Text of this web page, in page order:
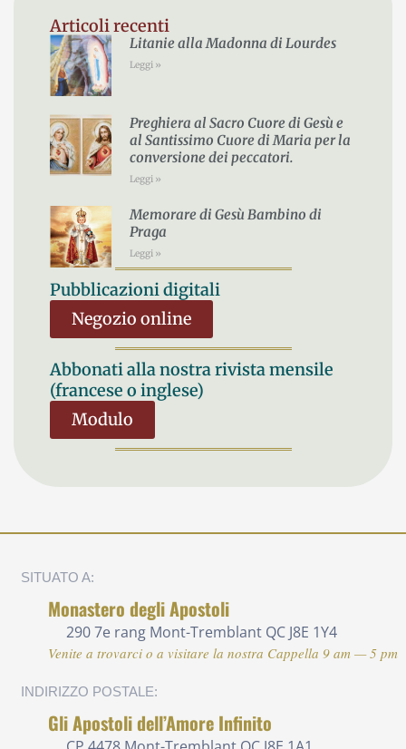
Articoli recenti
Litanie alla Madonna di Lourdes
Leggi »
Preghiera al Sacro Cuore di Gesù e
al Santissimo Cuore di Maria per la
conversione dei peccatori.
Leggi »
Memorare di Gesù Bambino di
Praga
Leggi »
Pubblicazioni digitali
Negozio online
Abbonati alla nostra rivista mensile
(francese o inglese)
Modulo
SITUATO A:
Monastero degli Apostoli
290 7e rang Mont-Tremblant QC J8E 1Y4
Venite a trovarci o a visitare la nostra Cappella 9 am — 5 pm
INDIRIZZO POSTALE:
Gli Apostoli dell’Amore Infinito